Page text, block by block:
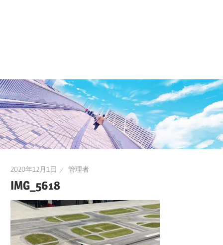
～
2020年12月1日 管理者
IMG_5618